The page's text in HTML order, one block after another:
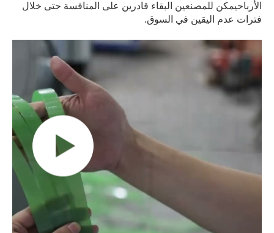
الأرباحيمكن للمصنعين البقاء قادرين على المنافسة حتى خلال
فترات عدم اليقين في السوق.